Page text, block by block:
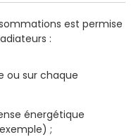
est permise
:
ou sur chaque
énergétique
;